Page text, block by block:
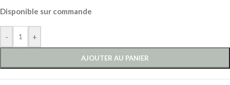
Disponible sur commande
- +
AJOUTER AU PANIER